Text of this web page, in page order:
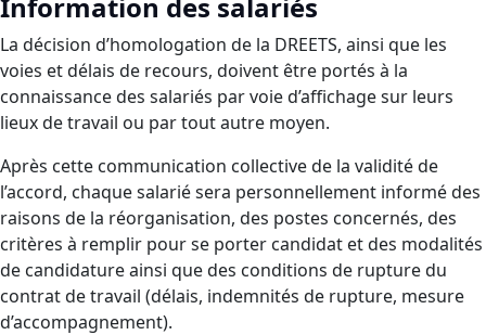
La décision d’homologation de la DREETS, ainsi que les
voies et délais de recours, doivent être portés à la
connaissance des salariés par voie d’affichage sur leurs
lieux de travail ou par tout autre moyen.
Après cette communication collective de la validité de
l’accord, chaque salarié sera personnellement informé des
raisons de la réorganisation, des postes concernés, des
critères à remplir pour se porter candidat et des modalités
de candidature ainsi que des conditions de rupture du
contrat de travail (délais, indemnités de rupture, mesure
d’accompagnement).